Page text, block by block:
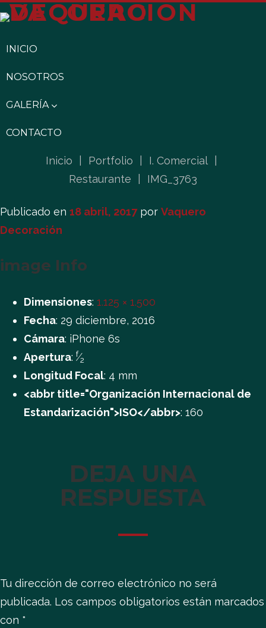
INICIO
NOSOTROS
GALERÍA
CONTACTO
Inicio Portfolio I. Comercial
Restaurante
IMG_3763
Publicado en 18 abril, 2017por Vaquero
Decoración
image Info
Dimensiones: 1.125 × 1.500
Fecha: 29 diciembre, 2016
Cámara: iPhone 6s
Apertura: f⁄2
Longitud Focal: 4 mm
<abbr title="Organización Internacional de
Estandarización">ISO</abbr>: 160
DEJA UNA
RESPUESTA
Tu dirección de correo electrónico no será
publicada. Los campos obligatorios están marcados
con *